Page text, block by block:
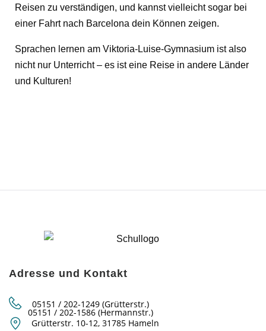
Reisen zu verständigen, und kannst vielleicht sogar bei
einer Fahrt nach Barcelona dein Können zeigen.
Sprachen lernen am Viktoria-Luise-Gymnasium ist also
nicht nur Unterricht – es ist eine Reise in andere Länder
und Kulturen!
Adresse und Kontakt
05151 / 202-1249 (Grütterstr.)
05151 / 202-1586 (Hermannstr.)
Grütterstr. 10-12, 31785 Hameln